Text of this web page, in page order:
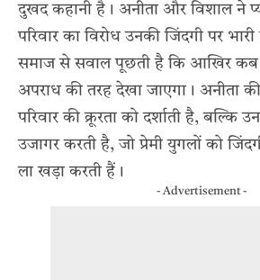
दुखद कहानी है। अनीता और विशाल ने
परिवार का विरोध उनकी जिंदगी पर
समाज से सवाल पूछती है कि आखिर कब
अपराध की तरह देखा जाएगा। अनीता
परिवार की क्रूरता को दर्शाती है, बल्कि
उजागर करती है, जोप्रेमी युगलों को
ला खड़ा करती हैं।
- Advertisement -